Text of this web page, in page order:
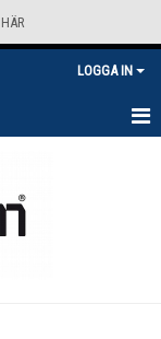
LOGGA IN